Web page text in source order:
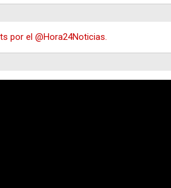
por el @Hora24Noticias.